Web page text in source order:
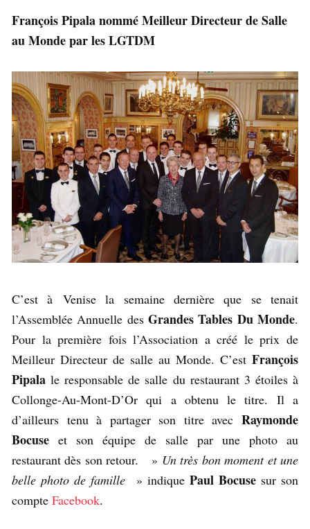
François Pipala nommé Meilleur Directeur de Salle
au Monde par les LGTDM
C’est à Venise la semaine dernière que se tenait
l’Assemblée Annuelle des Grandes Tables Du Monde.
Pour la première fois l’Association a créé le prix de
Meilleur Directeur de salle au Monde. C’est François
Pipala le responsable de salle du restaurant 3 étoiles à
Collonge-Au-Mont-D’Or qui a obtenu le titre. Il a
d’ailleurs tenu à partager son titre avec Raymonde
Bocuse et son équipe de salle par une photo au
restaurant dès son retour. » Un très bon moment et une
belle photo de famille » indique Paul Bocusesur son
compte Facebook.